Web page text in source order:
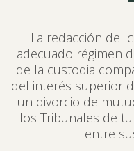
La redacción del
adecuado régimen
de la custodia
del interés superior
un divorcio de
los Tribunales de
entre